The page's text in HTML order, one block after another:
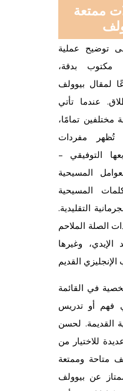
ممتعة
توضيح عملية
مكتوب بدقة،
55 موضوعًا لمقال بيوولف
عندما تأتي
مختلفين تمامًا،
تُظهر مفردات
التوفيقي –
المسيحية
المسيحية
التقليدية.
الصلة الملاحم
الإيدي، وغيرها
في القائمة
فهم أو تدريس
القديمة. لحسن
للاختيار من
متاحة وممتعة
عن بيوولف